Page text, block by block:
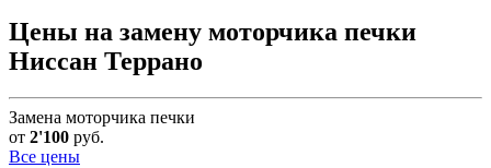
Цены на замену моторчика печки
Ниссан Террано
Замена моторчика печки
от 2'100 руб.
Все цены